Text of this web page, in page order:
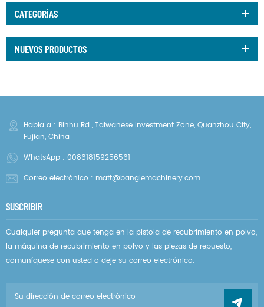
CATEGORÍAS
NUEVOS PRODUCTOS
Habla a : Binhu Rd., Taiwanese Investment Zone, Quanzhou City,
Fujian, China
WhatsApp : 008618159256561
Correo electrónico : matt@banglemachinery.com
SUSCRIBIR
Cualquier pregunta que tenga en la pistola de recubrimiento en polvo,
la máquina de recubrimiento en polvo y las piezas de repuesto,
comuníquese con usted o deje su correo electrónico.